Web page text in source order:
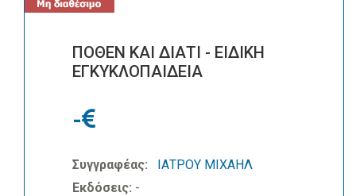
ΠΟΘΕΝ ΚΑΙ ΔΙΑΤΙ - ΕΙΔΙΚΗ
ΕΓΚΥΚΛΟΠΑΙΔΕΙΑ
-
Συγγραφέας:
ΙΑΤΡΟΥ ΜΙΧΑΗΛ
Εκδόσεις: -